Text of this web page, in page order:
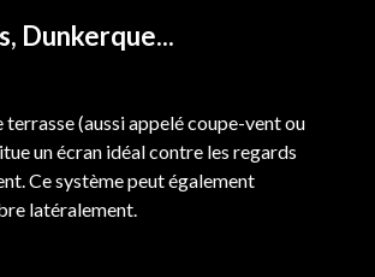
Dunkerque...
terrasse (aussi appelé coupe-vent ou
un écran idéal contre les regards
Ce système peut également
latéralement.